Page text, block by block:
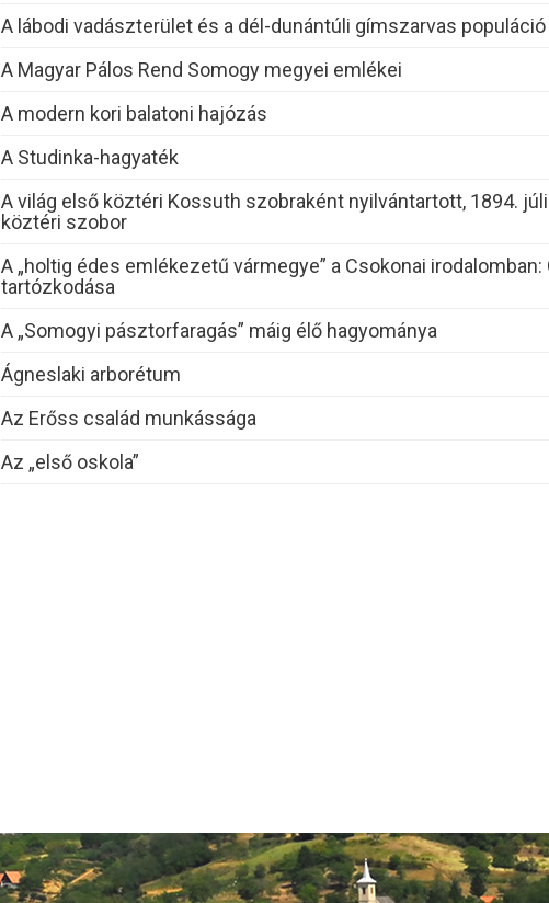
A lábodi vadászterület és a dél-dunántúli gímszarvas populáció
A Magyar Pálos Rend Somogy megyei emlékei
A modern kori balatoni hajózás
A Studinka-hagyaték
A világ első köztéri Kossuth szobraként nyilvántartott, 1894.
köztéri szobor
A „holtig édes emlékezetű vármegye” a Csokonai
tartózkodása
A „Somogyi pásztorfaragás” máig élő hagyománya
Ágneslaki arborétum
Az Erőss család munkássága
Az „első oskola”